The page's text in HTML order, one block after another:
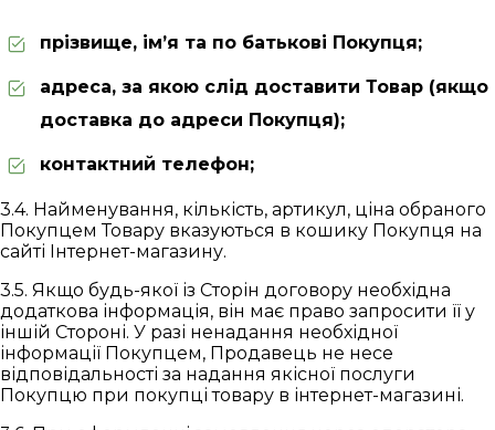
прізвище, ім’я та по батькові Покупця;
адреса, за якою слід доставити Товар (якщо
доставка до адреси Покупця);
контактний телефон;
3.4. Найменування, кількість, артикул, ціна обраного
Покупцем Товару вказуються в кошику Покупця на
сайті Інтернет-магазину.
3.5. Якщо будь-якої із Сторін договору необхідна
додаткова інформація, він має право запросити її у
іншій Стороні. У разі ненадання необхідної
інформації Покупцем, Продавець не несе
відповідальності за надання якісної послуги
Покупцю при покупці товару в інтернет-магазині.